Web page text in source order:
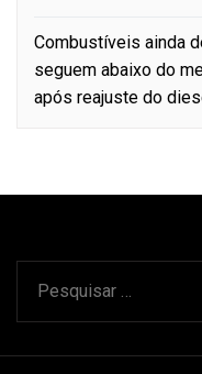
Combustíveis ainda
seguem abaixo do
após reajuste do
por: